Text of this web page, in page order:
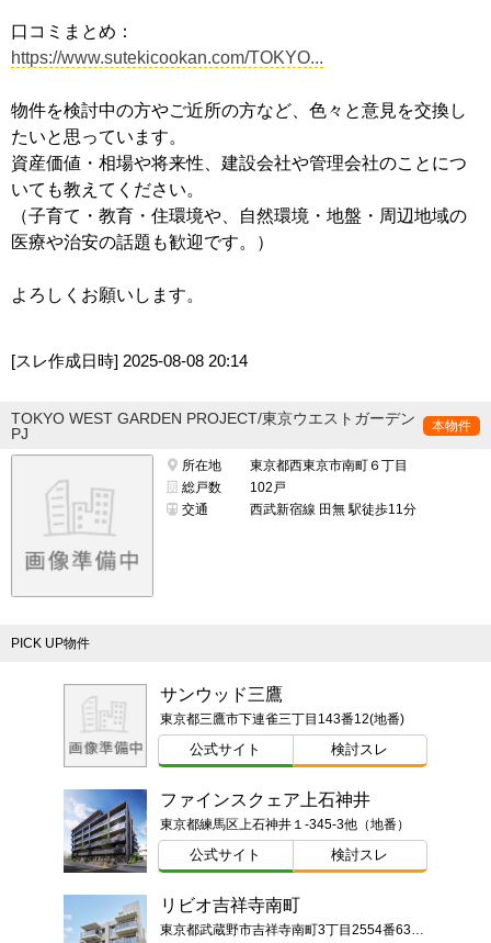
口コミまとめ：
https://www.sutekicookan.com/TOKYO...
物件を検討中の方やご近所の方など、色々と意見を交換し
たいと思っています。
資産価値・相場や将来性、建設会社や管理会社のことにつ
いても教えてください。
（子育て・教育・住環境や、自然環境・地盤・周辺地域の
医療や治安の話題も歓迎です。）
よろしくお願いします。
[スレ作成日時] 2025-08-08 20:14
TOKYO WEST GARDEN PROJECT/東京ウエストガーデン
PJ
本物件
所在地
東京都西東京市南町６丁目
総戸数
102戸
交通
西武新宿線 田無 駅徒歩11分
PICK UP物件
サンウッド三鷹
東京都三鷹市下連雀三丁目143番12(地番)
公式サイト 検討スレ
ファインスクェア上石神井
東京都練馬区上石神井１-345-3他（地番）
公式サイト 検討スレ
リビオ吉祥寺南町
東京都武蔵野市吉祥寺南町3丁目2554番63他（地番）ほか